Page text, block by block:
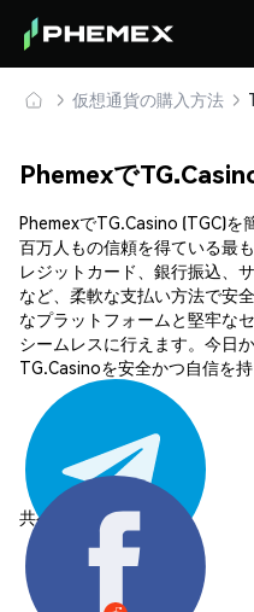
仮想通貨の購入方法
Phemexで
PhemexでTG.Casino (TGC)を
百万人もの信頼を得ている最
レジットカード、銀行振込、
など、柔軟な支払い方法で安
なプラットフォームと堅牢な
シームレスに行えます。今日
TG.Casinoを安全かつ自信を持
共有する: